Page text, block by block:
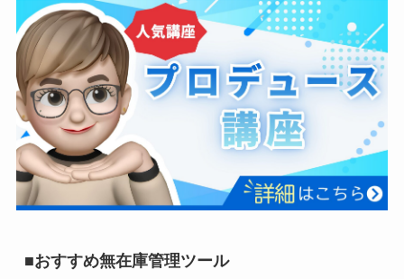
■おすすめ無在庫管理ツール